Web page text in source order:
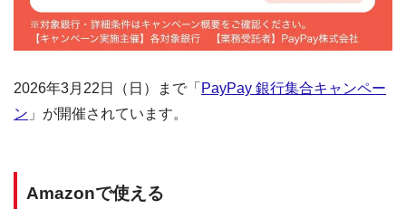
2026年3月22日（日）まで「 PayPay 銀行集合キャンペー
ン 」が開催されています。
Amazonで使える